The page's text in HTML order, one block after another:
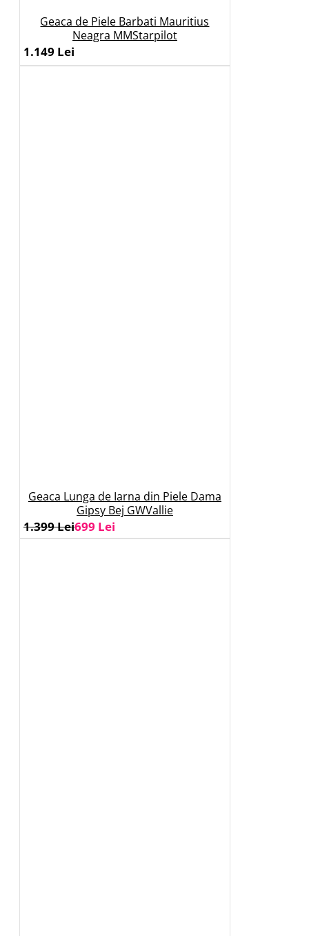
Geaca de Piele Barbati Mauritius
Neagra MMStarpilot
1.149 Lei
Geaca Lunga de Iarna din Piele Dama
Gipsy Bej GWVallie
699 Lei
1.399 Lei